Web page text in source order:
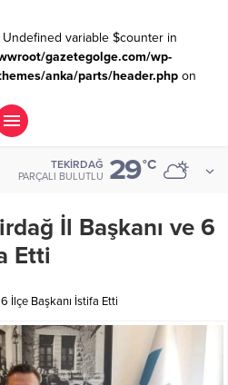
Undefined variable $counter in
gazetegolge.com/wp-
anka/parts/header.phpon
TEKIRDAĞ
PARÇALI BULUTLU 29°C
İl Başkanı ve 6
Etti
İlçe Başkanı İstifa Etti